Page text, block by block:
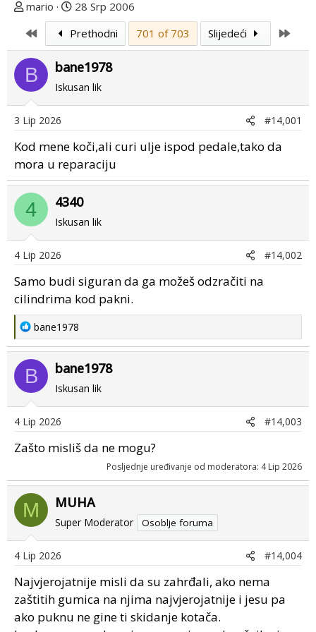
T
m
u
p
o
r
e
n
u
o
mario
D
a
t
u
m
p
o
g
p
o
t
a
28 Srp 2006
First
Prethodni 701 of 703 Slijedeći
B bane1978
Iskusan lik
3 Lip 2026 #14,001
Kod mene koči,ali curi ulje ispod pedale,tako da
mora u reparaciju
4 4340
Iskusan lik
4 Lip 2026 #14,002
Samo budi siguran da ga možeš odzračiti na
cilindrima kod pakni.
R
e
a
c
t
i
n
s
bane1978
B bane1978
Iskusan lik
4 Lip 2026 #14,003
Zašto misliš da ne mogu?
Posljednje uređivanje od moderatora: 4 Lip 2026
M MUHA
Super Moderator Osoblje foruma
4 Lip 2026 #14,004
Najvjerojatnije misli da su zahrđali, ako nema
zaštitih gumica na njima najvjerojatnije i jesu pa
ako puknu ne gine ti skidanje kotača.